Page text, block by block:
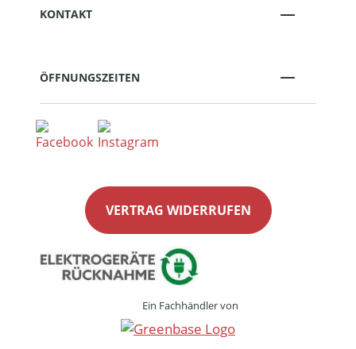
KONTAKT
ÖFFNUNGSZEITEN
VERTRAG WIDERRUFEN
Ein Fachhändler von